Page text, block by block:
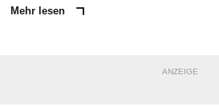
Mehr lesen
ANZEIGE